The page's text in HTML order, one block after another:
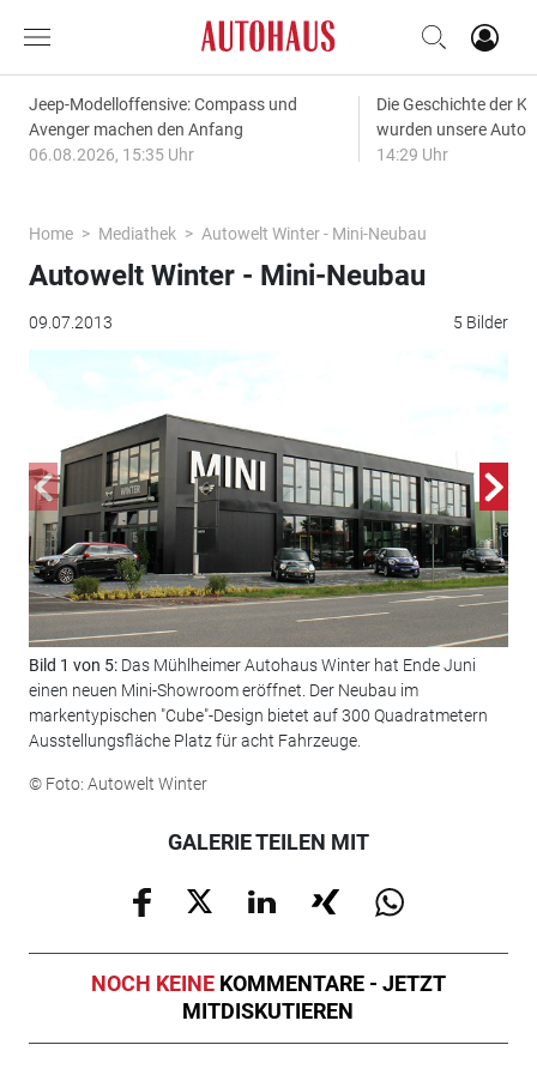
Jeep-Modelloffensive: Compass und
Avenger machen den Anfang
06.08.2026, 15:35 Uhr
Die Geschichte der
wurden unsere
14:29 Uhr
Home Mediathek Autowelt Winter - Mini-Neubau
09.07.2013 5 Bilder
Autowelt Winter - Mini-Neubau
Bild 1 von 5: Das Mühlheimer Autohaus Winter hat Ende Juni
einen neuen Mini-Showroom eröffnet. Der Neubau im
markentypischen "Cube"-Design bietet auf 300 Quadratmetern
Ausstellungsfläche Platz für acht Fahrzeuge.
© Foto: Autowelt Winter
GALERIE TEILEN MIT
NOCH KEINE KOMMENTARE - JETZT
MITDISKUTIEREN